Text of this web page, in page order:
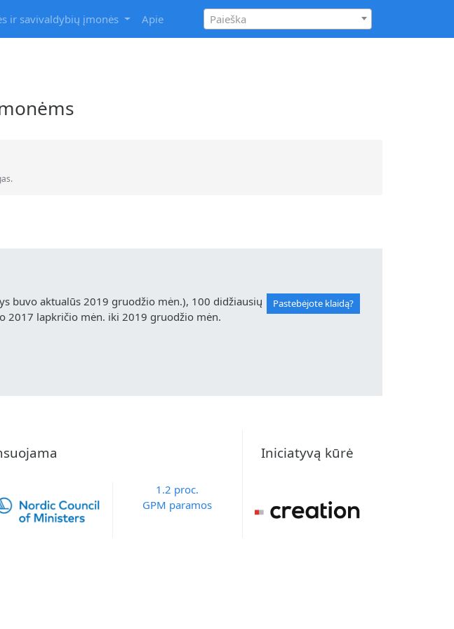
ir savivaldybių įmonės Apie Paieška
Pastebėjote klaidą?
buvo aktualūs 2019 gruodžio mėn.), 100 didžiausių
2017 lapkričio mėn. iki 2019 gruodžio mėn.
1.2 proc.
GPM paramos
Iniciatyvą kūrė